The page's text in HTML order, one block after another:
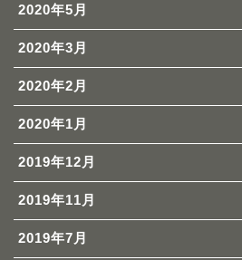
2020年5月
2020年3月
2020年2月
2020年1月
2019年12月
2019年11月
2019年7月